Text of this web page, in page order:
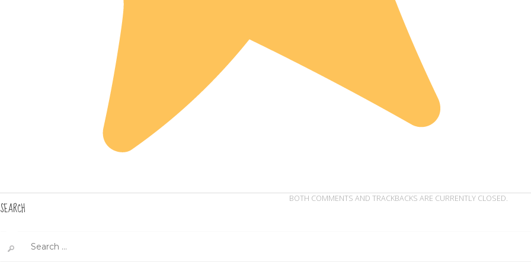
BOTH COMMENTS AND TRACKBACKS ARE CURRENTLY CLOSED.
SEARCH
for: